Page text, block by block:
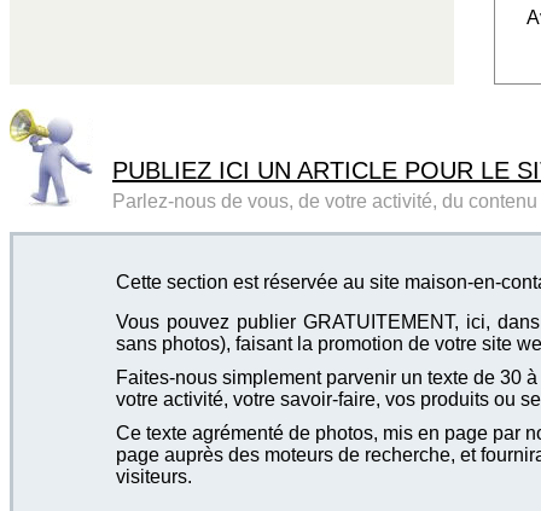
PUBLIEZ ICI UN ARTICLE POUR LE
Parlez-nous de vous, de votre activité, du
Cette section est réservée au site maison-en-
Vous pouvez publier GRATUITEMENT, ici,
sans photos), faisant la promotion de votre site
Faites-nous simplement parvenir un texte de 30
votre activité, votre savoir-faire, vos produits ou
Ce texte agrémenté de photos, mis en page par
page auprès des moteurs de recherche, et
visiteurs.